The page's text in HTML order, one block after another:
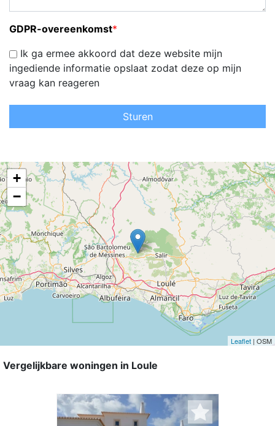
GDPR-overeenkomst*
Ik ga ermee akkoord dat deze website mijn
ingediende informatie opslaat zodat deze op mijn
vraag kan reageren
Sturen
+
−
Leaflet | OSM
Vergelijkbare woningen in Loule